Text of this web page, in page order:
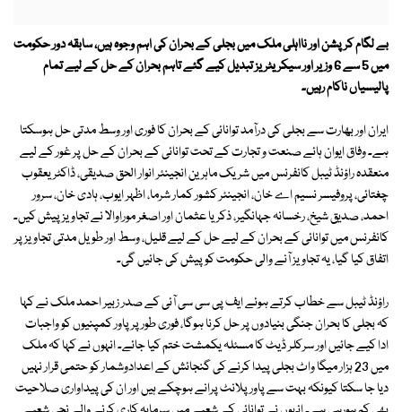
بے لگام کرپشن اور نااہلی ملک میں بجلی کے بحران کی اہم وجوہ ہیں، سابقہ دور حکومت
میں 5 سے 6 وزیر اور سیکریٹریز تبدیل کیے گئے تاہم بحران کے حل کے لیے تمام
پالیسیاں ناکام رہیں۔
ایران اور بھارت سے بجلی کی درآمد توانائی کے بحران کا فوری اور وسط مدتی حل ہوسکتا
ہے۔ وفاق ایوان ہائے صنعت و تجارت کے تحت توانائی کے بحران کے حل پر غور کے لیے
منعقدہ راؤنڈ ٹیبل کانفرنس میں شریک ماہرین انجینئر انوار الحق صدیقی، ڈاکٹر یعقوب
چغتائی، پروفیسر نسیم اے خان، انجینئر کشور کمار شرما، اظہر ایوب، ہادی خان، سرور
احمد، صدیق شیخ، رخسانہ جہانگیر، ذکریا عثمان اور اصغر موراوالا نے تجاویز پیش کیں۔
کانفرنس میں توانائی کے بحران کے لیے حل کے لیے قلیل، وسط اور طویل مدتی تجاویز پر
اتفاق کیا گیا، یہ تجاویز آنے والی حکومت کو پیش کی جائیں گی۔
راؤنڈ ٹیبل سے خطاب کرتے ہوئے ایف پی سی سی آئی کے صدر زبیر احمد ملک نے کہا
کہ بجلی کا بحران جنگی بنیادوں پر حل کرنا ہوگا، فوری طور پر پاور کمپنیوں کو واجبات
ادا کیے جائیں اور سرکلر ڈیٹ کا مسئلہ یکمشت ختم کیا جائے۔ انہوں نے کہا کہ ملک
میں 23 ہزار میگا واٹ بجلی پیدا کرنے کی گنجائش کے اعدادوشمار کو حتمی قرار نہیں
دیا جا سکتا کیونکہ بہت سے پاور پلانٹ پرانے ہوچکے ہیں اور ان کی پیداواری صلاحیت